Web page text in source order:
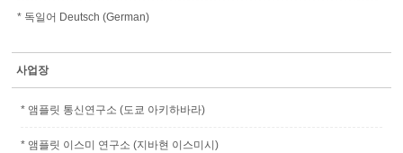
* 독일어 Deutsch (German)
사업장
* 앰플릿 통신연구소 (도쿄 아키하바라)
* 앰플릿 이스미 연구소 (지바현 이스미시)